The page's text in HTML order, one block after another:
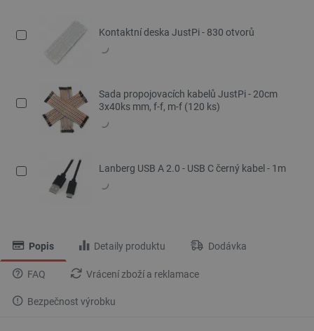
Kontaktní deska JustPi - 830 otvorů
Sada propojovacích kabelů JustPi - 20cm
3x40ks mm, f-f, m-f (120 ks)
Lanberg USB A 2.0 - USB C černý kabel - 1m
Popis Detaily produktu Dodávka
FAQ Vrácení zboží a reklamace
Bezpečnost výrobku